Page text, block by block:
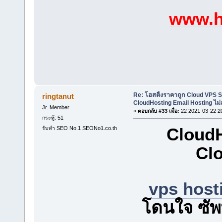
ringtanut
Jr. Member
กระทู้: 51
รับทำ SEO No.1 SEONo1.co.th
Re: โฮสติ้งราคาถูก Cloud VPS
CloudHosting Email Hosting ไ
« ตอบกลับ #33 เมื่อ: 22 2021-03-22
vps
โดนใจ ซั